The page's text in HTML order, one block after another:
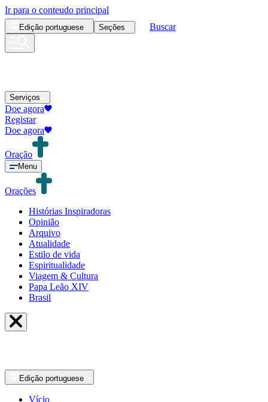
Ir para o conteudo principal
Edição portuguese Seções Buscar
Serviços
Doe agora
Registar
Doe agora
Oração
Menu
Orações
Histórias Inspiradoras
Opinião
Arquivo
Atualidade
Estilo de vida
Espiritualidade
Viagem & Cultura
Papa Leão XIV
Brasil
Edição portuguese
Vício